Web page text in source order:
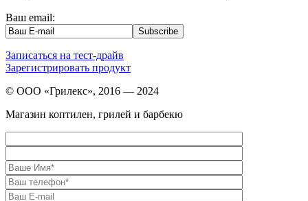
Ваш email:
Записаться на тест-драйв
Зарегистрировать продукт
© ООО «Грилекс», 2016 — 2024
Магазин коптилен, грилей и барбекю